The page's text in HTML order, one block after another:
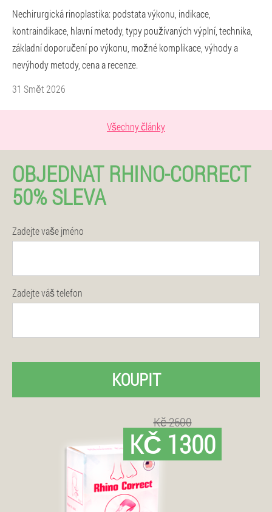
Nechirurgická rinoplastika: podstata výkonu, indikace,
kontraindikace, hlavní metody, typy používaných výplní, technika,
základní doporučení po výkonu, možné komplikace, výhody a
nevýhody metody, cena a recenze.
31 Smět 2026
Všechny články
OBJEDNAT RHINO-CORRECT
50% SLEVA
Zadejte vaše jméno
Zadejte váš telefon
KOUPIT
Kč 2600
KČ 1300